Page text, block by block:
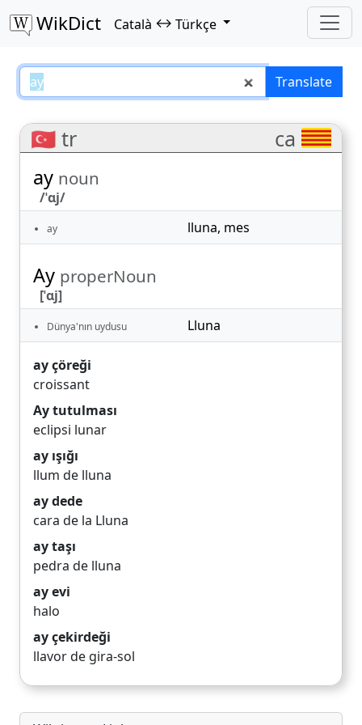
WikDict Català ↔ Türkçe
ay – Català–Türkçe translations
Translate
🇹🇷 tr ca
ay noun
/ˈɑj/
ay lluna, mes
Ay properNoun
[ˈɑj]
Dünya'nın uydusu Lluna
ay çöreği
croissant
Ay tutulması
eclipsi lunar
ay ışığı
llum de lluna
ay dede
cara de la Lluna
ay taşı
pedra de lluna
ay evi
halo
ay çekirdeği
llavor de gira-sol